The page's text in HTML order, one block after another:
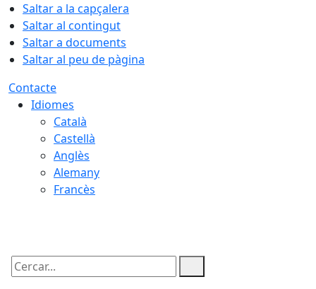
Saltar a la capçalera
Saltar al contingut
Saltar a documents
Saltar al peu de pàgina
Contacte
Idiomes
Català
Castellà
Anglès
Alemany
Francès
Cercar: